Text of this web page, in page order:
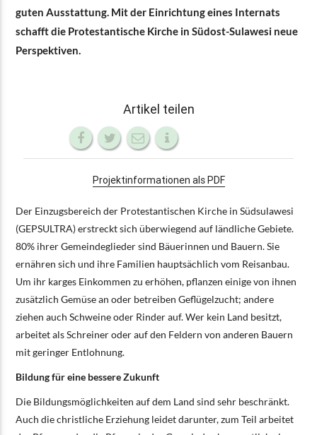
guten Ausstattung. Mit der Einrichtung eines Internats
schafft die Protestantische Kirche in Südost-Sulawesi neue
Perspektiven.
Artikel teilen
Projektinformationen als PDF
Der Einzugsbereich der Protestantischen Kirche in Südsulawesi
(GEPSULTRA) erstreckt sich überwiegend auf ländliche Gebiete.
80% ihrer Gemeindeglieder sind Bäuerinnen und Bauern. Sie
ernähren sich und ihre Familien hauptsächlich vom Reisanbau.
Um ihr karges Einkommen zu erhöhen, pflanzen einige von ihnen
zusätzlich Gemüse an oder betreiben Geflügelzucht; andere
ziehen auch Schweine oder Rinder auf. Wer kein Land besitzt,
arbeitet als Schreiner oder auf den Feldern von anderen Bauern
mit geringer Entlohnung.
Bildung für eine bessere Zukunft
Die Bildungsmöglichkeiten auf dem Land sind sehr beschränkt.
Auch die christliche Erziehung leidet darunter, zum Teil arbeitet